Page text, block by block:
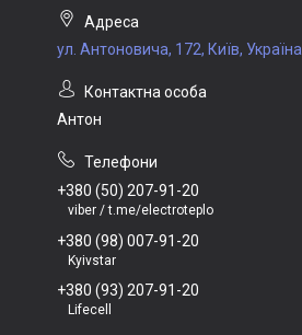
ул. Антоновича, 172, Київ, Україна
Антон
+380 (50) 207-91-20
viber / t.me/electroteplo
+380 (98) 007-91-20
Kyivstar
+380 (93) 207-91-20
Lifecell